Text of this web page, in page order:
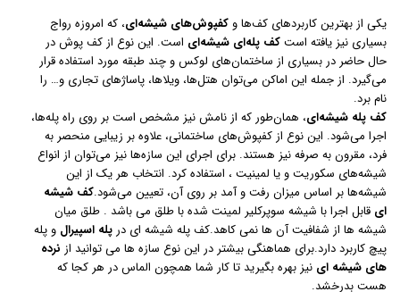
یکی از بهترین کاربردهای کف‌ها وکفپوش‌های شیشه‌ای، که امروزه رواج
بسیاری نیز یافته استکف پله‌ای شیشه‌ای است. این نوع از کف پوش در
حال حاضر در بسیاری از ساختمان‌های لوکس و چند طبقه مورد استفاده قرار
می‌گیرد. از جمله این اماکن می‌توان هتل‌ها، ویلاها، پاساژهای تجاری و… را
نام برد.
کف پله شیشه‌ای، همان‌طور که از نامش نیز مشخص است بر روی راه پله‌ها،
اجرا می‌شود. این نوع از کفپوش‌های ساختمانی، علاوه بر زیبایی منحصر به
فرد، مقرون به صرفه نیز هستند. برای اجرای این سازه‌ها نیز می‌توان از انواع
شیشه‌های سکوریت و یا لمینیت ، استفاده کرد. انتخاب هر یک از این
شیشه‌ها بر اساس میزان رفت و آمد بر روی آن، تعیین می‌شود.کف شیشه
ای قابل اجرا با شیشه سوپرکلیر لمینت شده با طلق می باشد . طلق میان
شیشه ها از شفافیت آن ها نمی کاهد.کف پله شیشه ای درپله اسپیرال و پله
پیچ کاربرد دارد.برای هماهنگی بیشتر در این نوع سازه ها می توانید از نرده
های شیشه ای نیز بهره بگیرید تا کار شما همچون الماس در هر کجا که
هست بدرخشد.